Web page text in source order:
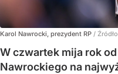
Karol Nawrocki, prezydent RP /
W czwartek mija rok
Nawrockiego na